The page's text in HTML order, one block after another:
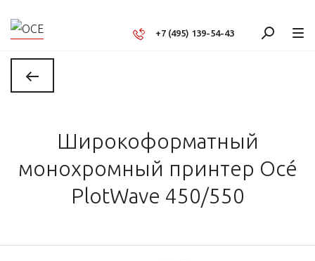
+7 (495) 139-54-43
Широкоформатный
монохромный принтер Océ
PlotWave 450/550